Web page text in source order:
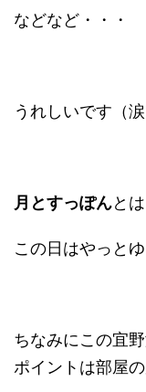
などなど・・・
うれしいです（涙
月とすっぽんと
この日はやっと
ちなみにこの宜
ポイントは部屋